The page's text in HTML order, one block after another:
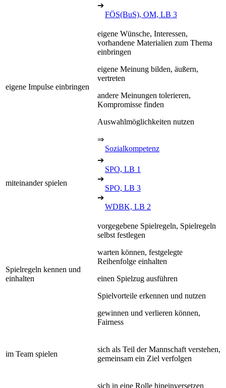
➔
FÖS(BuS), OM, LB 3
eigene Impulse einbringen
eigene Wünsche, Interessen,
vorhandene Materialien zum Thema
einbringen
eigene Meinung bilden, äußern,
vertreten
andere Meinungen tolerieren,
Kompromisse finden
Auswahlmöglichkeiten nutzen
⇒
Sozialkompetenz
miteinander spielen
➔
SPO, LB 1
➔
SPO, LB 3
➔
WDBK, LB 2
Spielregeln kennen und
einhalten
vorgegebene Spielregeln, Spielregeln
selbst festlegen
warten können, festgelegte
Reihenfolge einhalten
einen Spielzug ausführen
Spielvorteile erkennen und nutzen
gewinnen und verlieren können,
Fairness
im Team spielen
sich als Teil der Mannschaft verstehen,
gemeinsam ein Ziel verfolgen
sich in eine Rolle hineinversetzen